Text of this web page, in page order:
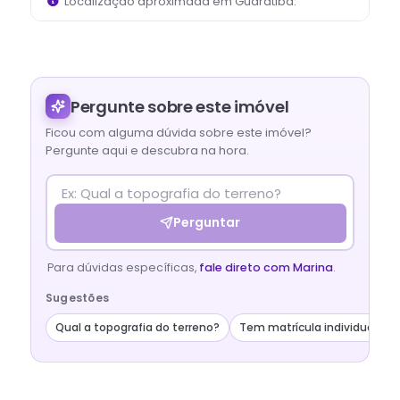
Pergunte sobre esteimóvel
Ficou com alguma dúvida sobre este imóvel?
Pergunte aqui e descubra na hora.
Perguntar
Para dúvidas específicas, fale direto comMarina.
Sugestões
Qual a topografia do terreno?
Tem matrícula